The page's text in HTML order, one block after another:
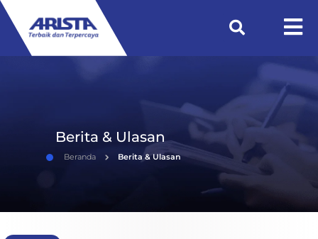
Berita & Ulasan
Beranda Berita & Ulasan